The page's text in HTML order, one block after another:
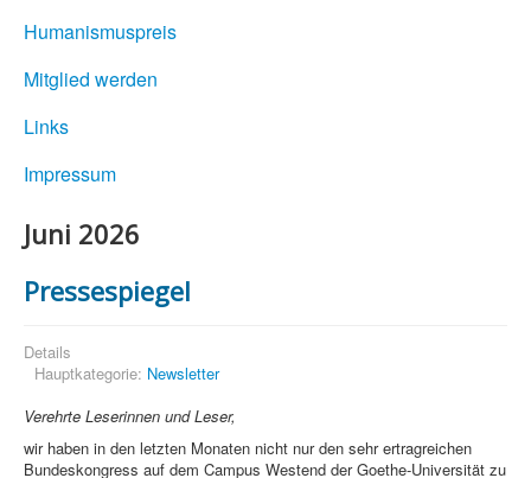
Humanismuspreis
Mitglied werden
Links
Impressum
Juni 2026
Pressespiegel
Details
Hauptkategorie: Newsletter
Verehrte Leserinnen und Leser,
wir haben in den letzten Monaten nicht nur den sehr ertragreichen
Bundeskongress auf dem Campus Westend der Goethe-Universität zu